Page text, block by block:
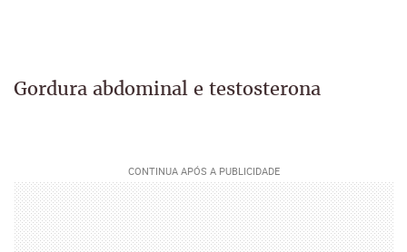
Gordura abdominal e testosterona